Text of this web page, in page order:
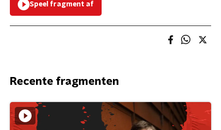
Speel fragment af
Recente fragmenten